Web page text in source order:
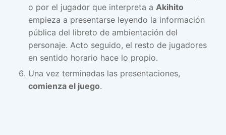
o por el jugador que interpreta a Akihito
empieza a presentarse leyendo la información
pública del libreto de ambientación del
personaje. Acto seguido, el resto de jugadores
en sentido horario hace lo propio.
Una vez terminadas las presentaciones,
comienza el juego.